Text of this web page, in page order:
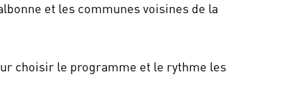
et les communes voisines de la
choisir le programme et le rythme les